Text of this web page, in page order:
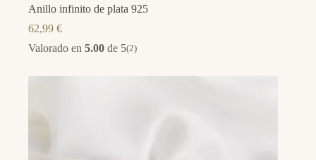
Anillo infinito de plata 925
62,99 €
Valorado en 5.00 de 5(2)